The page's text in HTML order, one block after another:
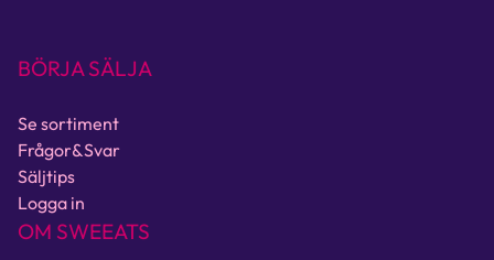
BÖRJA SÄLJA
Se sortiment
Frågor&Svar
Säljtips
Logga in
OM SWEEATS